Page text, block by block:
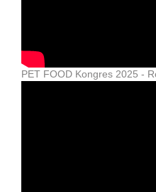
PET FOOD Kongres 2025 -